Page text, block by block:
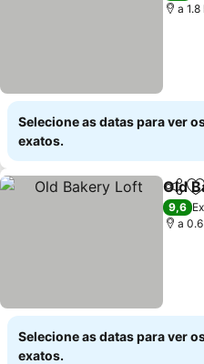
a
Selecione as datas para ver
exatos.
Old
9,6
a
Selecione as datas para ver
exatos.